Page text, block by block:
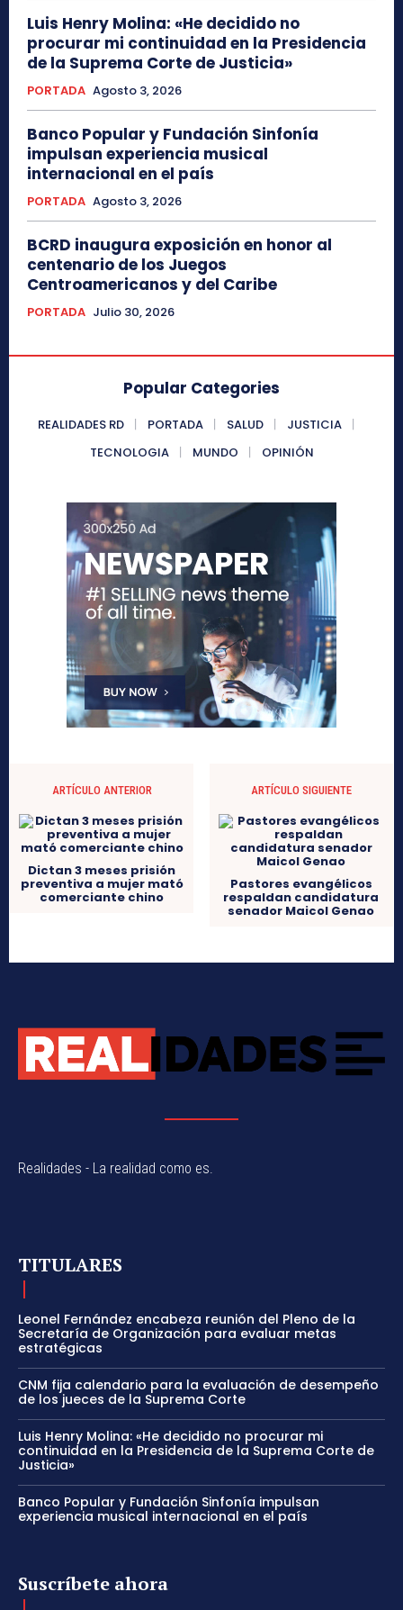
Luis Henry Molina: «He decidido no
procurar mi continuidad en la Presidencia
de la Suprema Corte de Justicia»
PORTADA Agosto 3, 2026
Banco Popular y Fundación Sinfonía
impulsan experiencia musical
internacional en el país
PORTADA Agosto 3, 2026
BCRD inaugura exposición en honor al
centenario de los Juegos
Centroamericanos y del Caribe
PORTADA Julio 30, 2026
Popular Categories
REALIDADES RD PORTADA SALUD
JUSTICIA
TECNOLOGIA
MUNDO OPINIÓN
ARTÍCULO ANTERIOR
Dictan 3 meses prisión
preventiva a mujer mató
comerciante chino
ARTÍCULO SIGUIENTE
Pastores evangélicos
respaldan candidatura
senador Maicol Genao
Realidades - La realidad como es.
TITULARES
Leonel Fernández encabeza reunión del Pleno de la
Secretaría de Organización para evaluar metas
estratégicas
CNM fija calendario para la evaluación de desempeño
de los jueces de la Suprema Corte
Luis Henry Molina: «He decidido no procurar mi
continuidad en la Presidencia de la Suprema Corte de
Justicia»
Banco Popular y Fundación Sinfonía impulsan
experiencia musical internacional en el país
Suscríbete ahora